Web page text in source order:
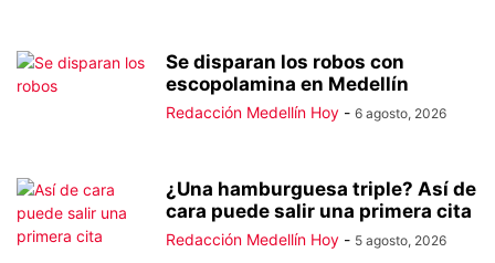
Se disparan los robos con
escopolamina en Medellín
Redacción Medellín Hoy - 6 agosto, 2026
¿Una hamburguesa triple? Así de
cara puede salir una primera cita
Redacción Medellín Hoy - 5 agosto, 2026